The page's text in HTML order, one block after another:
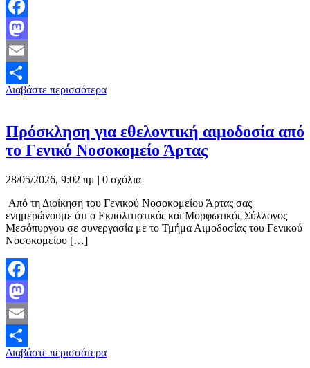
Facebook
Mastodon
Email
Μοιραστείτε
Διαβάστε περισσότερα
Πρόσκληση για εθελοντική αιμοδοσία από
το Γενικό Νοσοκομείο Άρτας
28/05/2026, 9:02 πμ | 0 σχόλια
Από τη Διοίκηση του Γενικού Νοσοκομείου Άρτας σας
ενημερώνουμε ότι ο Εκπολιτιστικός και Μορφωτικός Σύλλογος
Μεσόπυργου σε συνεργασία με το Τμήμα Αιμοδοσίας του Γενικού
Νοσοκομείου […]
Facebook
Mastodon
Email
Μοιραστείτε
Διαβάστε περισσότερα